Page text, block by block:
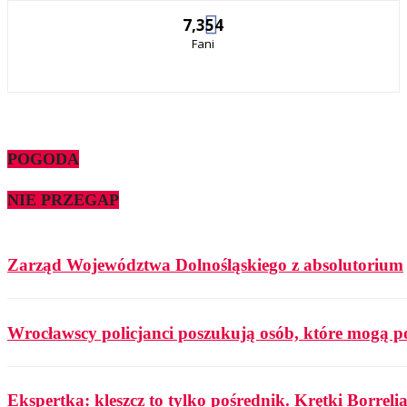
7,354
Fani
POGODA
NIE PRZEGAP
Zarząd Województwa Dolnośląskiego z absolutorium
Wrocławscy policjanci poszukują osób, które mogą
Ekspertka: kleszcz to tylko pośrednik. Krętki Borrelia